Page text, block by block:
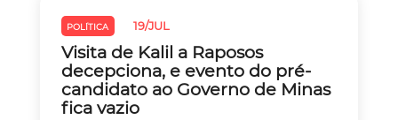
POLÍTICA 19/JUL
Visita de Kalil a Raposos
decepciona, e evento do pré-
candidato ao Governo de Minas
fica vazio